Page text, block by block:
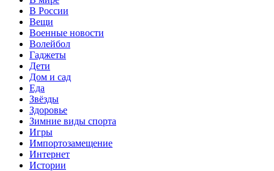
В России
Вещи
Военные новости
Волейбол
Гаджеты
Дети
Дом и сад
Еда
Звёзды
Здоровье
Зимние виды спорта
Игры
Импортозамещение
Интернет
Истории